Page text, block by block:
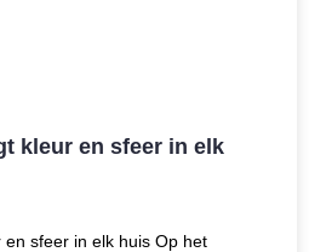
kleur en sfeer in elk
sfeer in elk huis Op het